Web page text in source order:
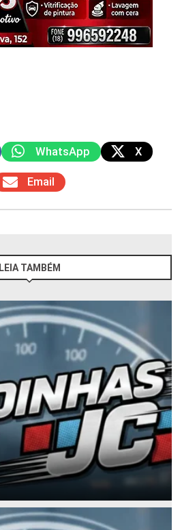
WhatsApp X
Email
LEIA TAMBÉM